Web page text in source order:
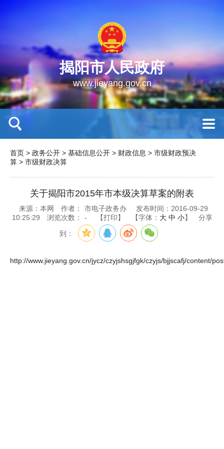
揭阳市人民政府
www.jieyang.gov.cn
首页 > 政务公开 > 基础信息公开 > 财政信息 > 市级财政预决
算 > 市级财政决算
关于揭阳市2015年市本级决算草案的附表
来源：本网 作者： 市电子政务办
发布时间：2016-09-29
10:25:29
浏览次数： - 【打印】 【字体： 大 中 小】 分享
到：
http://www.jieyang.gov.cn/jycz/czyjshsgjfgk/czyjs/bjjscafj/content/